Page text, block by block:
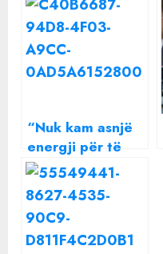
“Nuk kam asnjë
energji për të
urryer një shpirt”
Beatrix ndan një
mesazh të
rëndësishëm me
të gjithë